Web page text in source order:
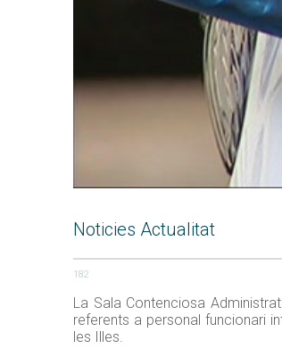
Noticies Actualitat
182
La Sala Contenciosa
referents a personal funcionari
les Illes.